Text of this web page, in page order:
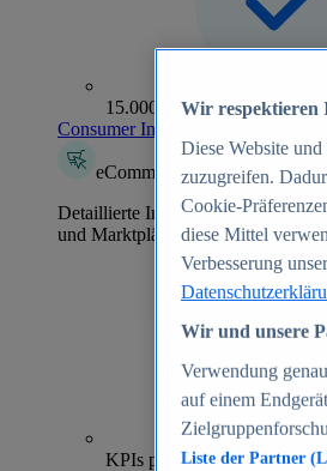
15.000+ Marken
Consumer Insights entdecken
eCommerce Insights
Detaillierte Informationen zu mehr
und Marktplätzen
KPIs pro Shop
Wir respektieren
Diese Website und
zuzugreifen.
Cookie-
diese Mittel
Verbesserung
Wir und unsere
Verwendung
auf einem
Liste der Partner